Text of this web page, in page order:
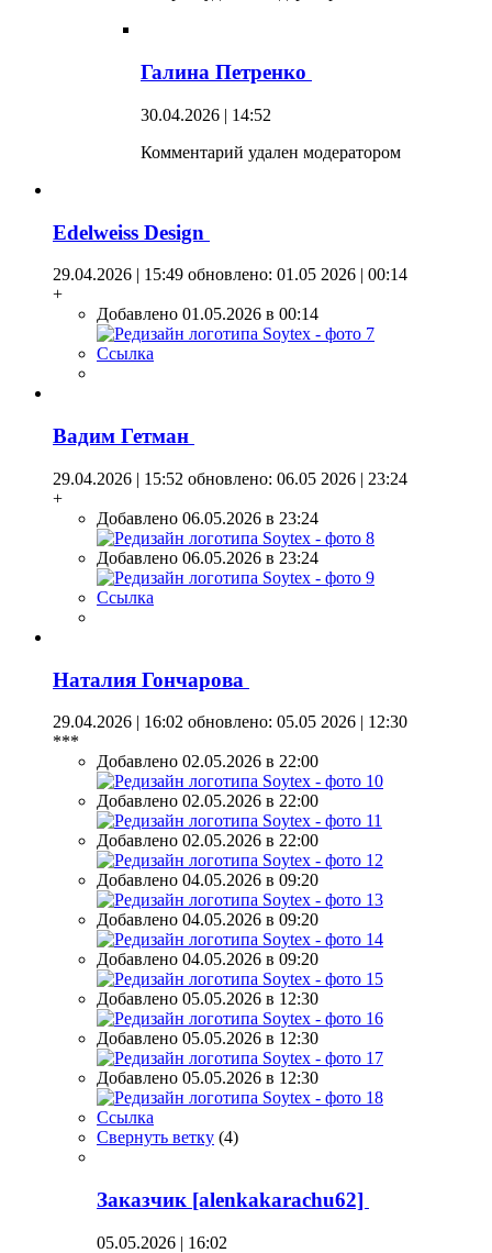
Галина Петренко
30.04.2026 | 14:52
Комментарий удален модератором
Edelweiss Design
29.04.2026 | 15:49 обновлено: 01.05 2026 | 00:14
+
Добавлено 01.05.2026 в 00:14
Ссылка
Вадим Гетман
29.04.2026 | 15:52 обновлено: 06.05 2026 | 23:24
+
Добавлено 06.05.2026 в 23:24
Добавлено 06.05.2026 в 23:24
Ссылка
Наталия Гончарова
29.04.2026 | 16:02 обновлено: 05.05 2026 | 12:30
***
Добавлено 02.05.2026 в 22:00
Добавлено 02.05.2026 в 22:00
Добавлено 02.05.2026 в 22:00
Добавлено 04.05.2026 в 09:20
Добавлено 04.05.2026 в 09:20
Добавлено 04.05.2026 в 09:20
Добавлено 05.05.2026 в 12:30
Добавлено 05.05.2026 в 12:30
Добавлено 05.05.2026 в 12:30
Ссылка
Свернуть ветку (4)
Заказчик [alenkakarachu62]
05.05.2026 | 16:02